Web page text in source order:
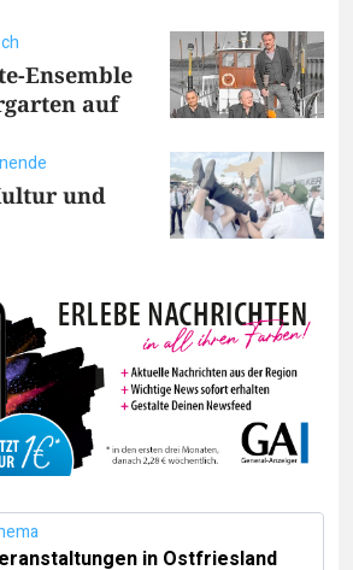
Ensemble
auf
und
in Ostfriesland